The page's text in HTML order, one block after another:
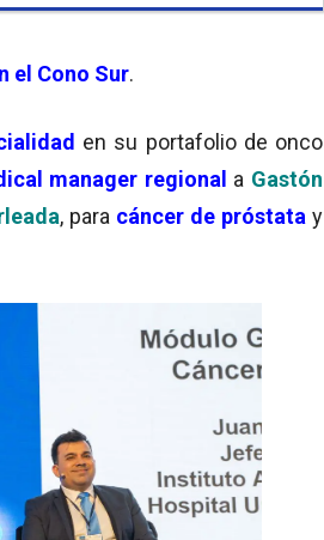
el Cono Sur.
en su portafolio de onco
manager regional a Gastón
, para cáncer de próstata y